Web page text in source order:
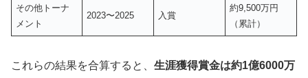
その他トーナ
メント
2023〜2025 入賞
約9,500万円
（累計）
これらの結果を合算すると、 生涯獲得賞金は約1億6000万